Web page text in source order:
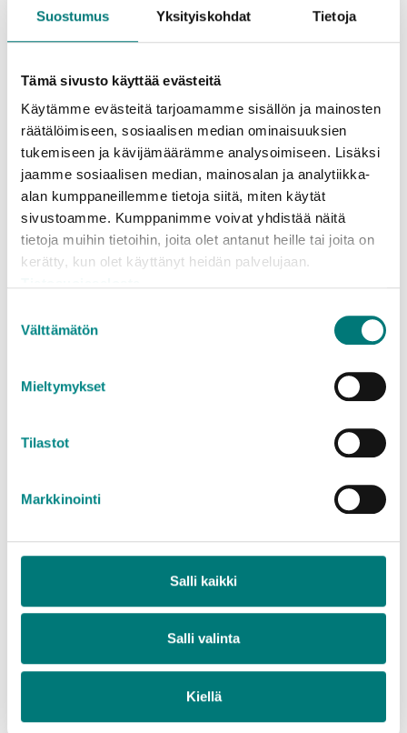
Suostumus Yksityiskohdat Tietoja
Tämä sivusto käyttää evästeitä
Käytämme evästeitä tarjoamamme sisällön ja mainosten
räätälöimiseen, sosiaalisen median ominaisuuksien
tukemiseen ja kävijämäärämme analysoimiseen. Lisäksi
jaamme sosiaalisen median, mainosalan ja analytiikka-
alan kumppaneillemme tietoja siitä, miten käytät
sivustoamme. Kumppanimme voivat yhdistää näitä
tietoja muihin tietoihin, joita olet antanut heille tai joita on
kerätty, kun olet käyttänyt heidän palvelujaan.
valinta
Välttämätön
Mieltymykset
Tilastot
Markkinointi
Salli kaikki
Salli valinta
Kiellä
Farligt avfall, som hämtas till insamlingen,
farligt. I processen tas energin till vara. Metall i sin
metallindustrin.
Hushållen i området, även fritidsboende, får
avgiftsfritt komma med metallskrot och farligt avfall
till insamlingen. De ambulerande insamlingarna
bekostas med avfallshanteringens grundavgift.
Insamlingsbilen Otto tar emot farligt avfall högst
200 liter/invånare. Blanda inte farliga avfall med
varandra. Kom ihåg att sluta lock och korkar
Målfärg, lim, lack och träskyddskemikalier
Lösningsmedel
Bekämpningsmedel, råttgift och växtskyddsmedel
Metallskrot till insamlingsbilen